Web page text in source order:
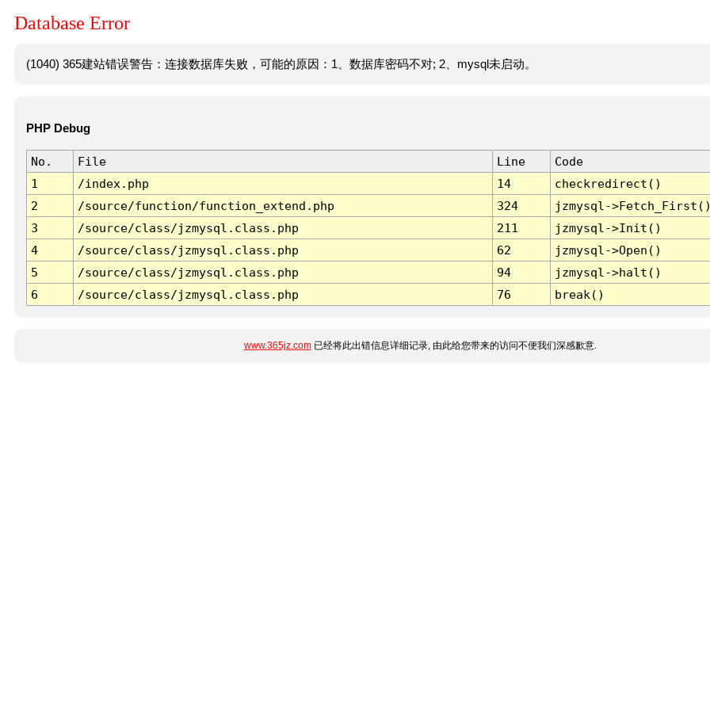
Database Error
(1040) 365建站错误警告：连接数据库失败，可能的原因：1、数据库密码不对; 2、mysql未启动。
PHP Debug
No. File Line
Code
1
/index.php 14
checkredirect()
2
/source/function/function_extend.php 324
jzmysql-
3
/source/class/jzmysql.class.php 211
jzmysql->Init()
4
/source/class/jzmysql.class.php 62
jzmysql->Open()
5
/source/class/jzmysql.class.php 94
jzmysql->halt()
6
/source/class/jzmysql.class.php 76 break()
www.365jz.com已经将此出错信息详细记录, 由此给您带来的访问不便我们深感歉意.